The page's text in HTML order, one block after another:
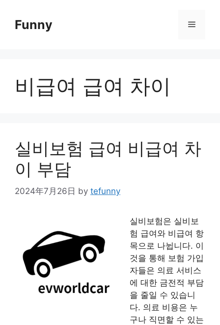
contentFunny Menu
비급여 급여 차이
실비보험 급여 비급여 차
이 부담
2024年7月26日 by tefunny
실비보험은 실비보
험 급여와 비급여 항
목으로 나뉩니다. 이
것을 통해 보험 가입
자들은 의료 서비스
에 대한 금전적 부담
을 줄일 수 있습니
다. 의료 비용은 누
구나 직면할 수 있는